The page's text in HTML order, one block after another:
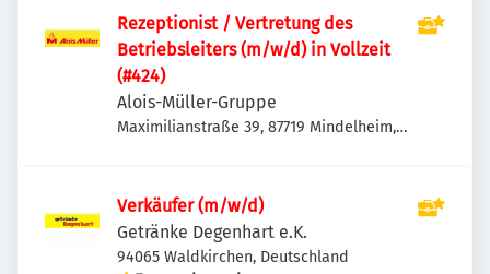
Rezeptionist / Vertretung des
Betriebsleiters (m/w/d) in Vollzeit
(#424)
Alois-Müller-Gruppe
Maximilianstraße 39, 87719 Mindelheim,
Verkäufer (m/w/d)
Getränke Degenhart e.K.
94065 Waldkirchen, Deutschland